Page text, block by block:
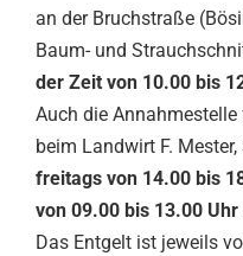
an der Bruchstraße
Baum- und
der Zeit von 10.00 bis
Auch die
beim Landwirt F.
freitags von 14.00 bis
von 09.00 bis 13.00 Uhr
Das Entgelt ist jeweils